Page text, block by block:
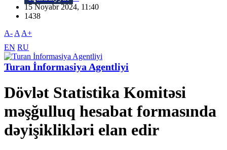
15 Noyabr 2024, 11:40
1438
A- A A+
EN RU
Turan İnformasiya Agentliyi
Dövlət Statistika Komitəsi
məşğulluq hesabat formasında
dəyişiklikləri elan edir